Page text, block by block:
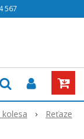
567
Reťaze